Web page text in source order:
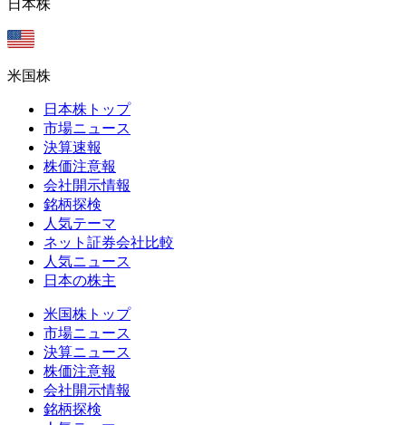
日本株
米国株
日本株トップ
市場ニュース
決算速報
株価注意報
会社開示情報
銘柄探検
人気テーマ
ネット証券会社比較
人気ニュース
日本の株主
米国株トップ
市場ニュース
決算ニュース
株価注意報
会社開示情報
銘柄探検